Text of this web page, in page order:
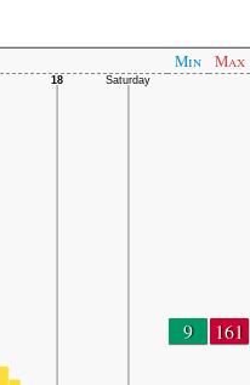
Min Max
9 161